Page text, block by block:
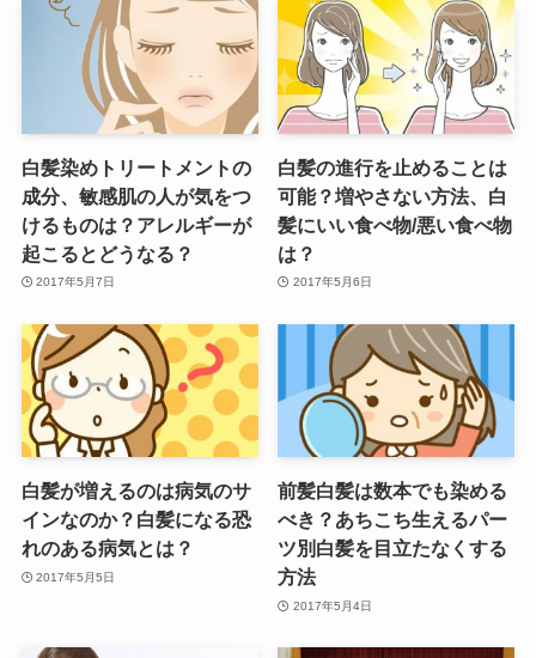
白髪染めトリートメントの
成分、敏感肌の人が気をつ
けるものは？アレルギーが
起こるとどうなる？
2017年5月7日
白髪の進行を止めることは
可能？増やさない方法、白
髪にいい食べ物/悪い食べ物
は？
2017年5月6日
白髪が増えるのは病気のサ
インなのか？白髪になる恐
れのある病気とは？
2017年5月5日
前髪白髪は数本でも染める
べき？あちこち生えるパー
ツ別白髪を目立たなくする
方法
2017年5月4日